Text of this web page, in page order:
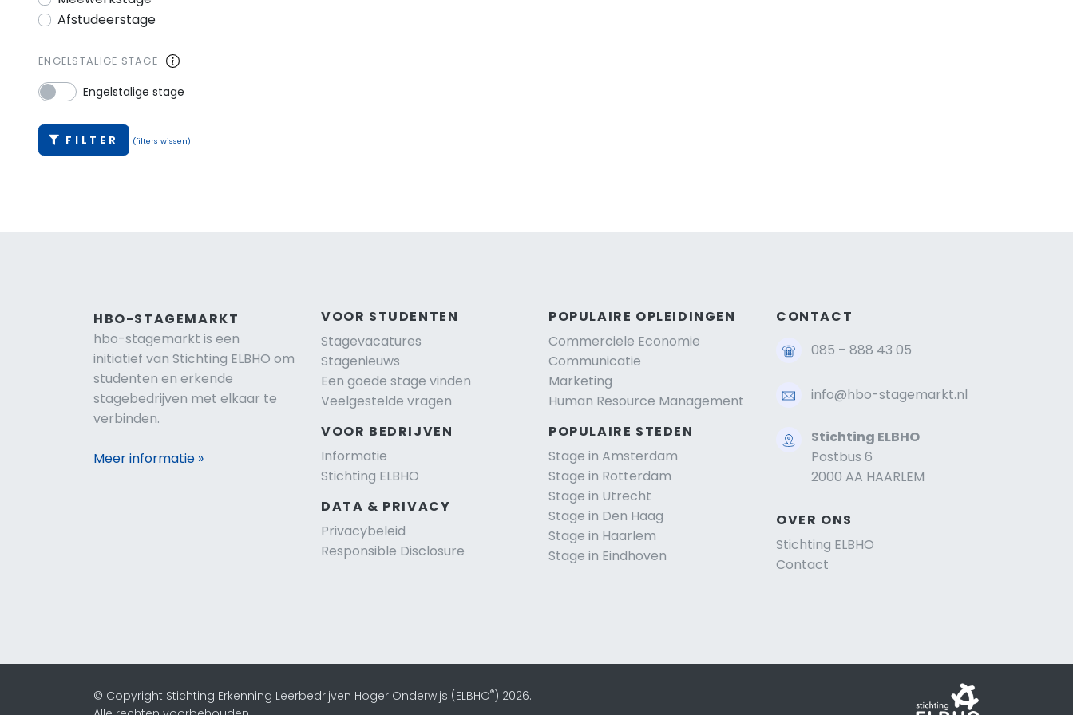
Afstudeerstage
ENGELSTALIGE STAGE
Engelstalige stage
FILTER (filters wissen)
HBO-STAGEMARKT
hbo-stagemarkt is een
initiatief van Stichting ELBHO om
studenten en erkende
stagebedrijven met elkaar te
verbinden.
Meer informatie »
VOOR STUDENTEN
Stagevacatures
Stagenieuws
Een goede stage vinden
Veelgestelde vragen
VOOR BEDRIJVEN
Informatie
Stichting ELBHO
DATA & PRIVACY
Privacybeleid
Responsible Disclosure
POPULAIRE OPLEIDINGEN
Commerciele Economie
Communicatie
Marketing
Human Resource Management
POPULAIRE STEDEN
Stage in Amsterdam
Stage in Rotterdam
Stage in Utrecht
Stage in Den Haag
Stage in Haarlem
Stage in Eindhoven
CONTACT
085 – 888 43 05
info@hbo-stagemarkt.nl
Stichting ELBHO
Postbus 6
2000 AA HAARLEM
OVER ONS
Stichting ELBHO
Contact
© Copyright Stichting Erkenning Leerbedrijven Hoger Onderwijs (ELBHO®) 2026.